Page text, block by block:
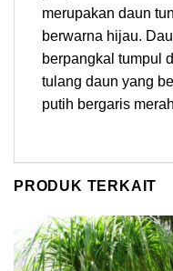
merupakan daun
berwarna hijau.
berpangkal tumpul
tulang daun yang
putih bergaris
PRODUK TERKAIT